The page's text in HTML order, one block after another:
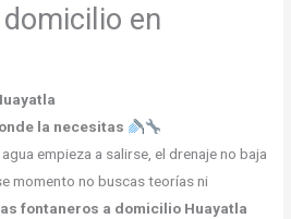
en
la necesitas
empieza a salirse, el drenaje no baja
momento no buscas teorías ni
fontaneros a domicilio Huayatla